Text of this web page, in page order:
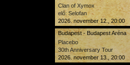
Clan of Xymox
elő: Selofan
2026. november 12., 20:00
Budapest - Budapest Aréna
Placebo
30th Anniversary Tour
2026. november 13., 20:00